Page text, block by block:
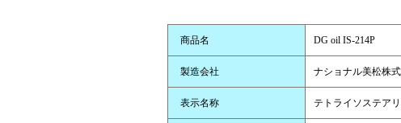
商品名 DG oil IS-214P
製造会社 ナショナル美松株
表示名称 テトライソステア